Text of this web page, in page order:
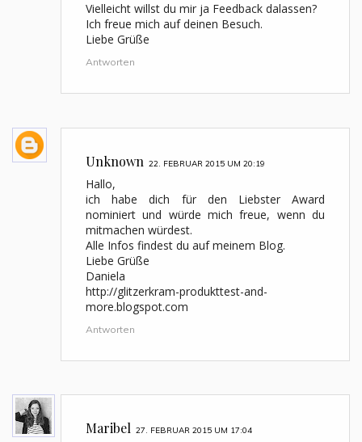
Vielleicht willst du mir ja Feedback dalassen?
Ich freue mich auf deinen Besuch.
Liebe Grüße
Antworten
Unknown 22. FEBRUAR 2015 UM 20:19
Hallo,
ich habe dich für den Liebster Award
nominiert und würde mich freue, wenn du
mitmachen würdest.
Alle Infos findest du auf meinem Blog.
Liebe Grüße
Daniela
http://glitzerkram-produkttest-and-
more.blogspot.com
Antworten
Maribel 27. FEBRUAR 2015 UM 17:04